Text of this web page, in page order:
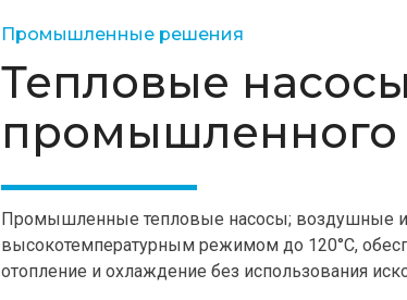
Промышленные решения
Тепловые насосы
промышленного
Промышленные тепловые насосы; воздушные
высокотемпературным режимом до 120°C,
отопление и охлаждение без использования